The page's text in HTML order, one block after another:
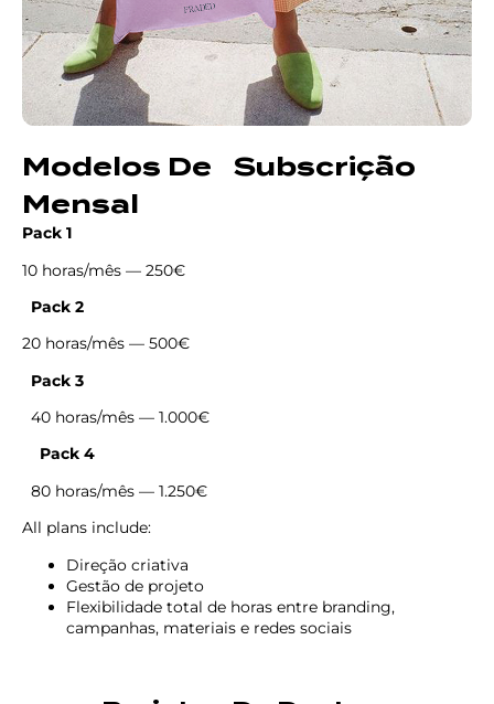
Modelos De Subscrição
Mensal
Pack 1
10 horas/mês — 250€
Pack 2
20 horas/mês — 500€
Pack 3
40 horas/mês — 1.000€
Pack 4
80 horas/mês — 1.250€
All plans include:
Direção criativa
Gestão de projeto
Flexibilidade total de horas entre branding,
campanhas, materiais e redes sociais